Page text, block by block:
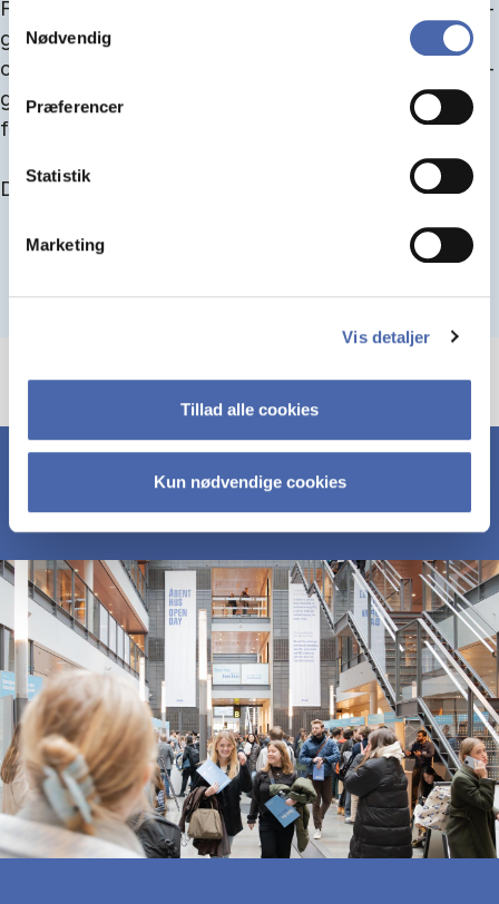
markedsføring. Du bestemmer selv - og kan altid trække
Samtykkevalg
Nødvendig
Præferencer
Statistik
Marketing
Vis detaljer
Tillad alle cookies
Kun nødvendige cookies
Fra september kan du del­tage i in­fo­mø­der om op­ta­
gel­se, hvor vi gu­i­der dig igen­nem an­søg­nings­pro­
ces­sen, og for­tæl­ler om kvo­te 1 og 2, sprog- og ad­
gangs­krav, og hvordan du forbedrer dine chancer
for at blive optaget.
Du kan finde alle events her i slutningen af august.